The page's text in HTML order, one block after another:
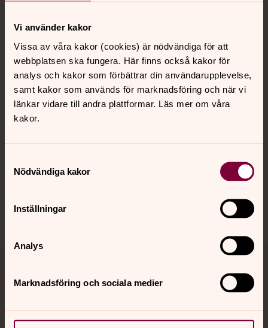
Vi använder kakor
Vissa av våra kakor (cookies) är nödvändiga för att
webbplatsen ska fungera. Här finns också kakor för
analys och kakor som förbättrar din användarupplevelse,
samt kakor som används för marknadsföring och när vi
länkar vidare till andra plattformar. Läs mer om våra
kakor.
Nödvändiga kakor
Inställningar
Analys
Marknadsföring och sociala medier
Kontakt
Kalender
Sociala kanaler
med en präst på kvällar och nätter.